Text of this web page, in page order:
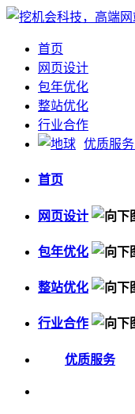
首页
网页设计
包年优化
整站优化
行业合作
优质服务
首页
网页设计
包年优化
整站优化
行业合作
优质服务